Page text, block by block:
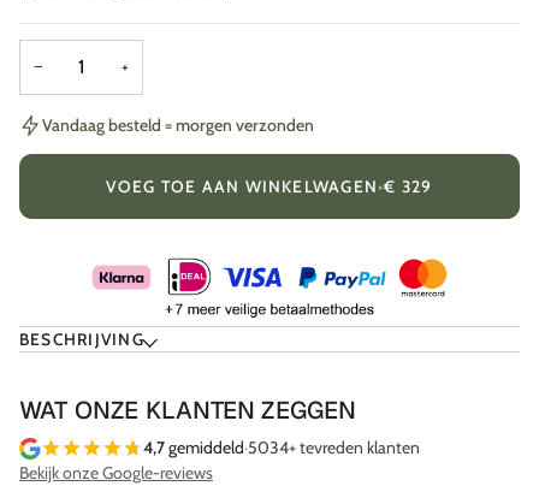
− +
Vandaag besteld = morgen verzonden
VOEG TOE AAN WINKELWAGEN•€ 329
BESCHRIJVING
WAT ONZE KLANTEN ZEGGEN
4,7gemiddeld·5034+ tevreden klanten
Bekijk onze Google-reviews